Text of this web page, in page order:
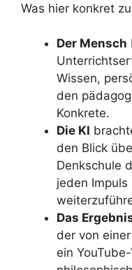
Was hier konkret
Der Mensch
Wissen,
den
Konkrete.
Die KI
den Blick
Denkschule
jeden
Das
der von
ein